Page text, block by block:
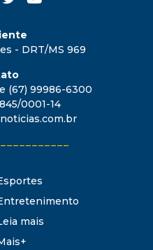
- DRT/MS 969
(67) 99986-6300
0001-14
mais